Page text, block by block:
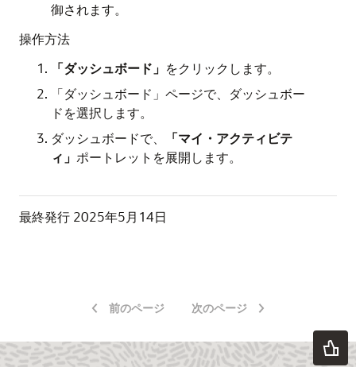
御されます。
操作方法
「ダッシュボード」 をクリックします。
「ダッシュボード」ページで、ダッシュボー
ドを選択します。
ダッシュボードで、
「マイ・アクティビテ
ィ」 ポートレットを展開します。
最終発行 2025年5月14日
前のページ 次のページ